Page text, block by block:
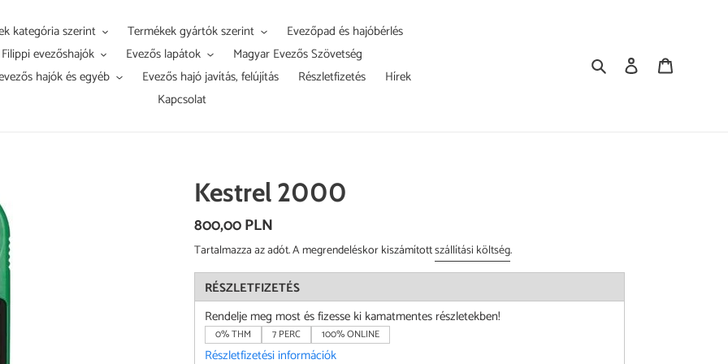
kategória szerint Termékek gyártók szerint
Evezőpad és hajóbérlés
Filippi evezőshajók
Evezős lapátok
Magyar Evezős Szövetség
hajók és egyéb
Evezős hajó javítás, felújítás Részletfizetés
Hírek
Kapcsolat
Keresés Bejelentkezés
Kestrel 2000
Normál
ár
800,00 PLN
Tartalmazza az adót. A megrendeléskor kiszámítottszállítási költség.
RÉSZLETFIZETÉS
Rendelje meg most és fizesse ki kamatmentes részletekben!
0% THM 7 PERC 100% ONLINE
Részletfizetési információk